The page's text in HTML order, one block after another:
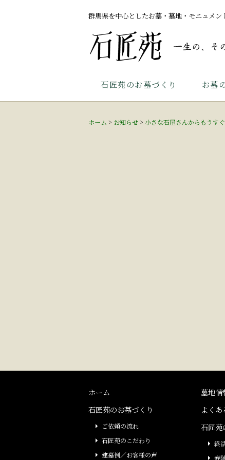
群馬県を中心としたお墓・墓地・モニュメン
石匠苑のお墓づくり お墓
ホーム > お知らせ> 小さな石屋さんからもうす
ホーム
石匠苑のお墓づくり
ご依頼の流れ
石匠苑のこだわり
建墓例／お客様の声
墓地情
よく
石匠苑
終
寿